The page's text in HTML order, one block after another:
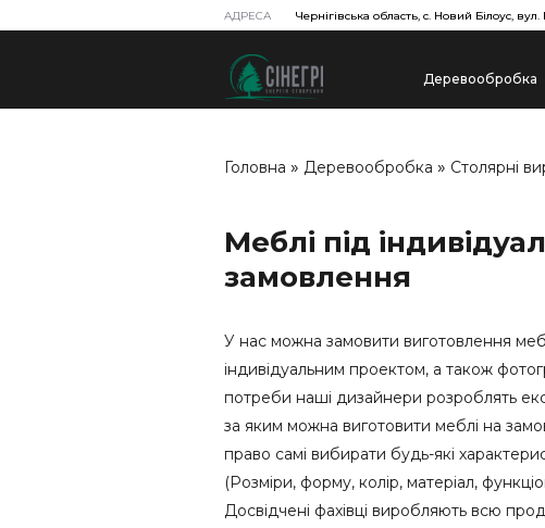
АДРЕСА Чернігівська область, с. Новий Білоус, вул.
Деревообробка
Головна » Деревообробка » Столярні
Меблі під
замовлення
У нас можна замовити виготовлення
індивідуальним проектом, а також
потреби наші дизайнери розроблять
за яким можна виготовити меблі на
право самі вибирати будь-які
(Розміри, форму, колір, матеріал,
Досвідчені фахівці виробляють всю